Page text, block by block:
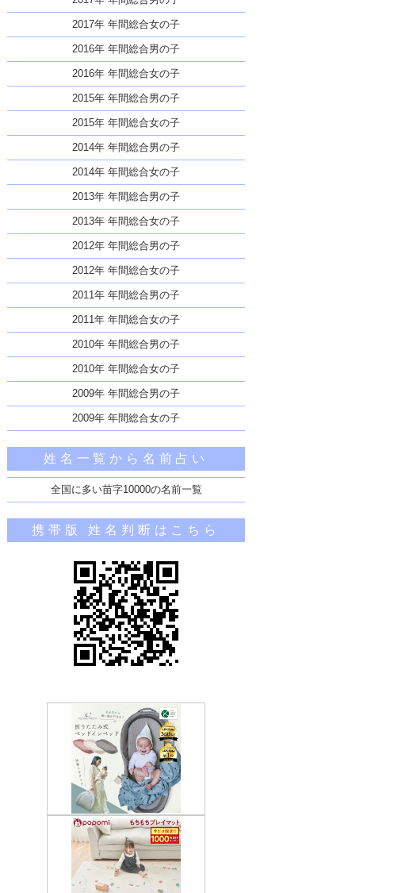
2017年 年間総合女の子
2016年 年間総合男の子
2016年 年間総合女の子
2015年 年間総合男の子
2015年 年間総合女の子
2014年 年間総合男の子
2014年 年間総合女の子
2013年 年間総合男の子
2013年 年間総合女の子
2012年 年間総合男の子
2012年 年間総合女の子
2011年 年間総合男の子
2011年 年間総合女の子
2010年 年間総合男の子
2010年 年間総合女の子
2009年 年間総合男の子
2009年 年間総合女の子
姓名一覧から名前占い
全国に多い苗字10000の名前一覧
携帯版 姓名判断はこちら